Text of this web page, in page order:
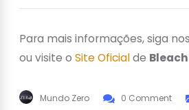
Para mais informações, siga
ou visite o Site Oficialde
Mundo Zero 0 Comment